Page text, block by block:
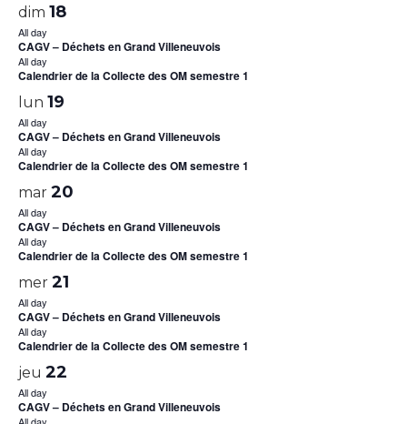
dim 18
All day
CAGV – Déchets en Grand Villeneuvois
All day
Calendrier de la Collecte des OM semestre 1
lun 19
All day
CAGV – Déchets en Grand Villeneuvois
All day
Calendrier de la Collecte des OM semestre 1
mar 20
All day
CAGV – Déchets en Grand Villeneuvois
All day
Calendrier de la Collecte des OM semestre 1
mer 21
All day
CAGV – Déchets en Grand Villeneuvois
All day
Calendrier de la Collecte des OM semestre 1
jeu 22
All day
CAGV – Déchets en Grand Villeneuvois